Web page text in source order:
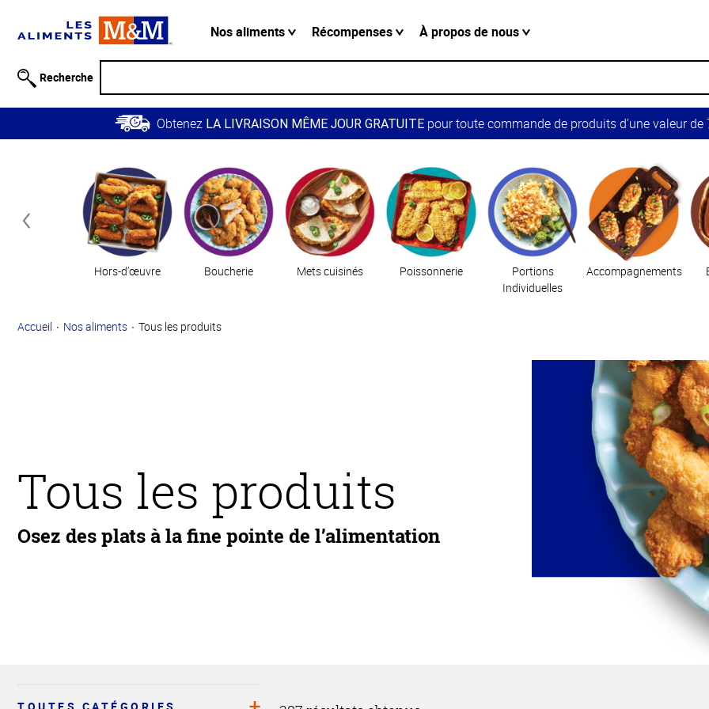
relative à
Passer
contenu
Retour à
Nos aliments Récompenses À propos de nous
Recherche
Obtenez LA LIVRAISON MÊME JOUR GRATUITEpour toute commande de produits d’une valeur
Catégories
Hors-d’œuvre Boucherie Mets cuisinés Poissonnerie
Portions
Individuelles
Accompagnements
Accueil Nos aliments Tous les produits
Tous les produits
Osez des plats à la fine pointe de l’alimentation